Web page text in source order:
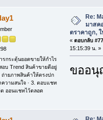
รกระตุ้นยอดขายให้กำไร
อบ Trend สินค้าขายดีอยู่
ถ่ายภาพสินค้าให้ตรงปก
ความสนใจ · 3. ตอบแชท
ออนแชทไว้ตลอด
Re:
มาสค
ตราคาถูก,
« ตอบกลับ
15:15:39 น. »
ขออนุ